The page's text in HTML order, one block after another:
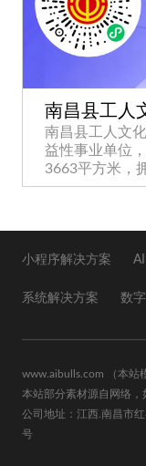
南昌县工人
南昌县工人文
益性事业单位
3663平方米，
小程序解决方案
系统解决方案 数
www.aibulls.com （本站
本站部分素材源自网络，
公司地址：江西.南昌市
号